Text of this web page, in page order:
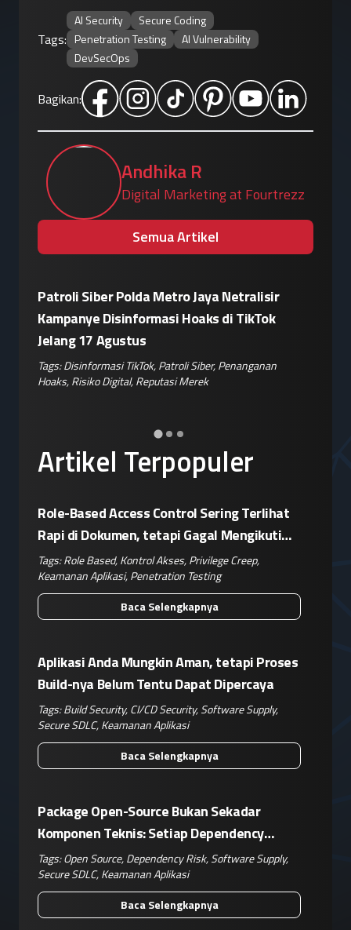
Tags:
AI Security
Secure Coding
Penetration Testing
AI Vulnerability
DevSecOps
Bagikan:
Andhika R
Digital Marketing at Fourtrezz
Semua Artikel
Artikel Terpopuler
Role-Based Access Control Sering Terlihat
Rapi di Dokumen, tetapi Gagal Mengikuti
Operasional Nyata
Tags:Role Based,Kontrol Akses,Privilege Creep,
Keamanan Aplikasi,Penetration Testing
Baca Selengkapnya
Aplikasi Anda Mungkin Aman, tetapi Proses
Build-nya Belum Tentu Dapat Dipercaya
Tags:Build Security,CI/CD Security,Software Supply,
Secure SDLC,Keamanan Aplikasi
Baca Selengkapnya
Package Open-Source Bukan Sekadar
Komponen Teknis: Setiap Dependency
Adalah Keputusan Risiko Bisnis
Tags:Open Source,Dependency Risk,Software Supply,
Secure SDLC,Keamanan Aplikasi
Baca Selengkapnya
Patroli Siber Polda Metro Jaya Netralisir
Kampanye Disinformasi Hoaks di TikTok
Jelang 17 Agustus
Tags:Disinformasi TikTok,Patroli Siber,Penanganan
Hoaks,Risiko Digital,Reputasi Merek